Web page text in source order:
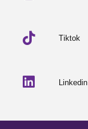
Tiktok
Linkedin